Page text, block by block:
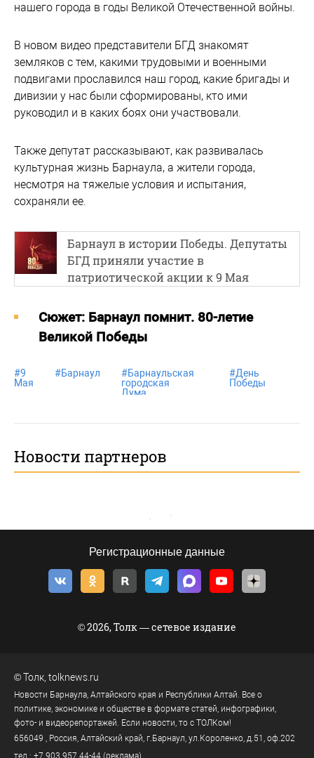
нашего города в годы Великой Отечественной войны.
В новом видео представители БГД знакомят
земляков с тем, какими трудовыми и военными
подвигами прославился наш город, какие бригады и
дивизии у нас были сформированы, кто ими
руководил и в каких боях они участвовали.
Также депутат рассказывают, как развивалась
культурная жизнь Барнаула, а жители города,
несмотря на тяжелые условия и испытания,
сохраняли ее.
Барнаул в истории Победы. Депутаты
БГД приняли участие в
патриотической акции к 9 Мая
Cюжет: Барнаул помнит. 80-летие
Великой Победы
#9
Мая
#Барнаул #Барнаульская
городская
Дума
#День
Победы
Новости партнеров
Регистрационные данные
© 2026, Толк — сетевое издание
©Толк, tolknews.ru
Новости Барнаула, Алтайского края и Республики Алтай. Все о
политике, экономике и обществе в формате статей, инфографики,
фото- и видеорепортажей. Если новости, то с ТОЛКом!
656049 , Россия, Алтайский край, г.Барнаул, ул.Короленко, д.51, оф.202